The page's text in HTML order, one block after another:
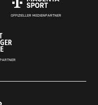
OFFIZIELLER MEDIENPARTNER